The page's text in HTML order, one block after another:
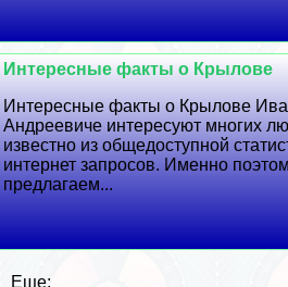
Интересные факты о Крылове
Интересные факты о Крылове
Андреевиче интересуют многих
известно из общедоступной
интернет запросов. Именно
предлагаем...
Еще: